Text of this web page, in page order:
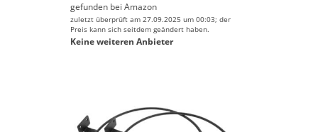
gefunden bei Amazon
zuletzt überprüft am 27.09.2025 um 00:03; der
Preis kann sich seitdem geändert haben.
Keine weiteren Anbieter